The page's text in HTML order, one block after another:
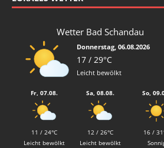
Wetter Bad Schandau
Donnerstag, 06.08.2026
17 / 29°C
Leicht bewölkt
Fr, 07.08.
11 / 24°C
Leicht bewölkt
Sa, 08.08.
12 / 26°C
Leicht bewölkt
So,
16 /